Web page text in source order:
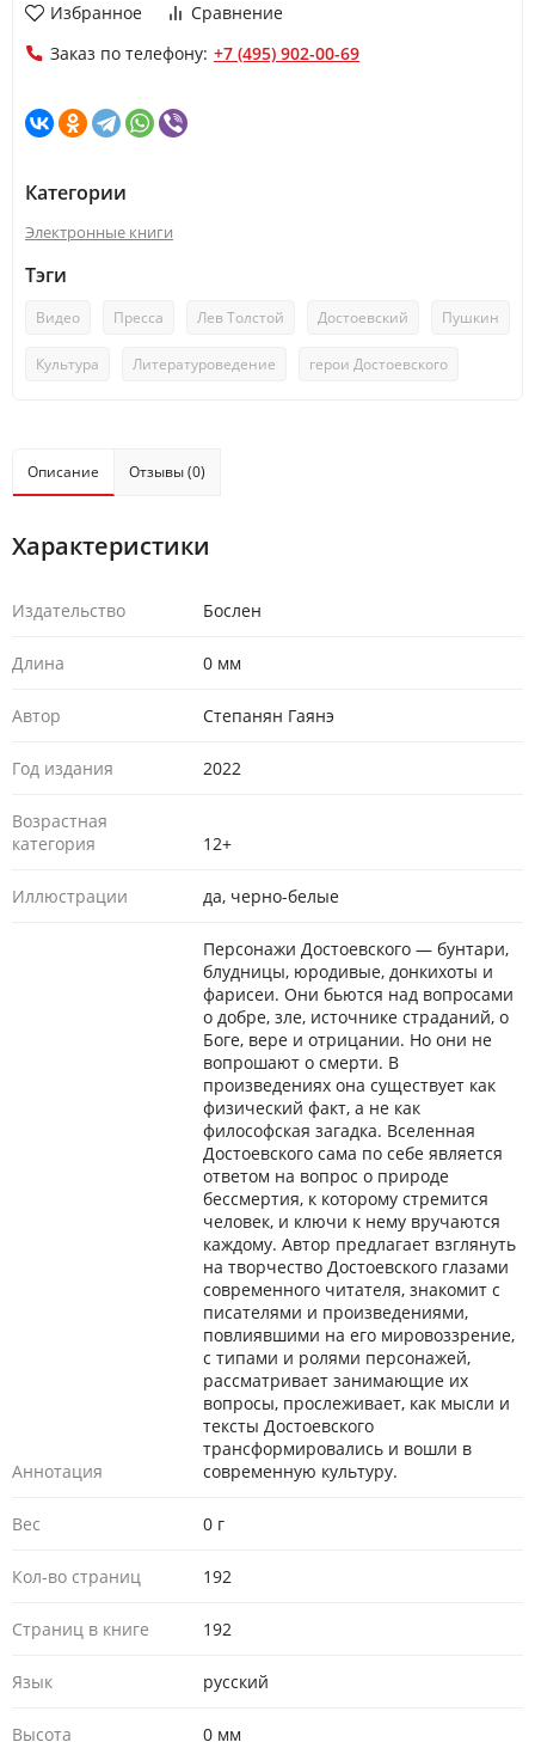
Избранное
Сравнение
Заказ по телефону: +7 (495) 902-00-69
Категории
Электронные книги
Тэги
Видео Пресса Лев Толстой Достоевский Пушкин
Культура Литературоведение герои Достоевского
Описание Отзывы (0)
Характеристики
Издательство Бослен
Длина 0 мм
Автор Степанян Гаянэ
Год издания 2022
Возрастная
категория
12+
Иллюстрации да, черно-белые
Аннотация
Персонажи Достоевского — бунтари,
блудницы, юродивые, донкихоты и
фарисеи. Они бьются над вопросами
о добре, зле, источнике страданий, о
Боге, вере и отрицании. Но они не
вопрошают о смерти. В
произведениях она существует как
физический факт, а не как
философская загадка. Вселенная
Достоевского сама по себе является
ответом на вопрос о природе
бессмертия, к которому стремится
человек, и ключи к нему вручаются
каждому. Автор предлагает взглянуть
на творчество Достоевского глазами
современного читателя, знакомит с
писателями и произведениями,
повлиявшими на его мировоззрение,
с типами и ролями персонажей,
рассматривает занимающие их
вопросы, прослеживает, как мысли и
тексты Достоевского
трансформировались и вошли в
современную культуру.
Вес 0 г
Кол-во страниц 192
Страниц в книге 192
Язык русский
Высота 0 мм